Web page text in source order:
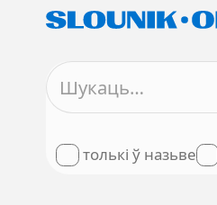
толькі ў назьве